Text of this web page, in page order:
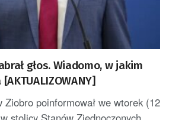
głos. Wiadomo, w jakim
Ziobro poinformował we wtorek (12